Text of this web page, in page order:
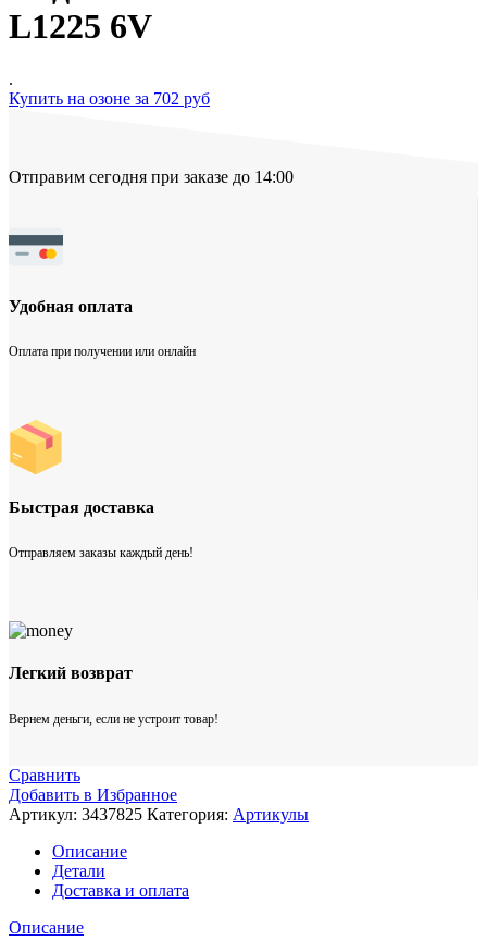
L1225 6V
.
Купить на озоне за 702 руб
Отправим сегодня при заказе до 14:00
Удобная оплата
Оплата при получении или онлайн
Быстрая доставка
Отправляем заказы каждый день!
Легкий возврат
Вернем деньги, если не устроит товар!
Сравнить
Добавить в Избранное
Артикул: 3437825 Категория: Артикулы
Описание
Детали
Доставка и оплата
Описание